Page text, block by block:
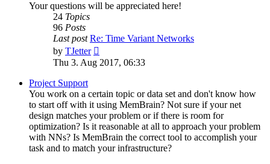
Your questions will be appreciated here!
24 Topics
96 Posts
Last post Re: Time Variant Networks
by TJetter
the
Thu 3. Aug 2017, 06:33
Project Support
You work on a certain topic or data set and don't know how
to start off with it using MemBrain? Not sure if your net
design matches your problem or if there is room for
optimization? Is it reasonable at all to approach your problem
with NNs? Is MemBrain the correct tool to accomplish your
task and to match your infrastructure?